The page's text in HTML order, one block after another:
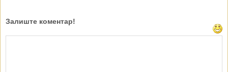
Залиште коментар!